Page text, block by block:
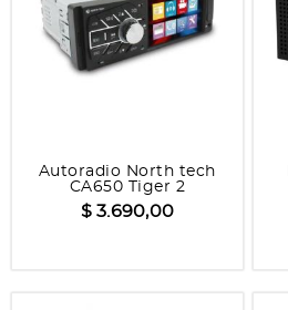
Autoradio North tech
CA650 Tiger 2
$ 3.690,00